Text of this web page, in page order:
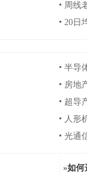
周线
20日
半导
房地
超导
人形
光通
»如何